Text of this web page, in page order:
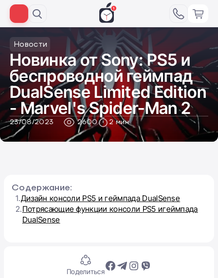
Новости
Новинка от Sony: PS5 и
беспроводной геймпад
DualSense Limited Edition
- Marvel's Spider-Man 2
23/08/2023 2600 2 мин
Поделиться
Содержание:
1.Дизайн консоли PS5 и геймпада DualSense
2.Потрясающие функции консоли PS5 игеймпада
DualSense